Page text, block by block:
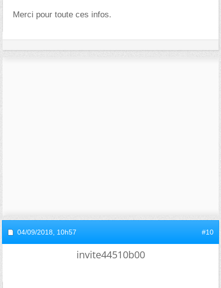
Merci pour toute ces infos.
04/09/2018, 10h57 #10
invite44510b00